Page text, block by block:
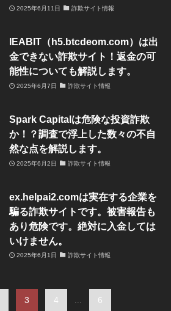
2025年6月11日 詐欺サイト情報
IEABIT（h5.btcdeom.com）は出
金できない詐欺サイト！返金の可
能性についても解説します。
2025年6月7日 詐欺サイト情報
Spark Capitalは危険な投資詐欺
か！？調査で浮上した数々の不自
然な点を解説します。
2025年6月2日 詐欺サイト情報
ex.helpai2.comは実在する企業を
騙る詐欺サイトです。被害報告も
あり危険です。絶対に入金しては
いけません。
2025年6月1日 詐欺サイト情報
3 4 ... 6